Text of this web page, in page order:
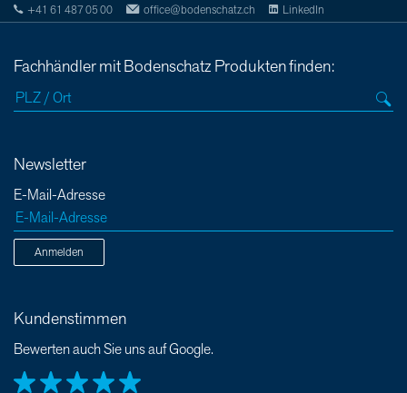
+41 61 487 05 00
office@bodenschatz.ch LinkedIn
Fachhändler mit Bodenschatz Produkten finden:
Newsletter
E-Mail-Adresse
Anmelden
Kundenstimmen
Bewerten auch Sie uns auf Google.